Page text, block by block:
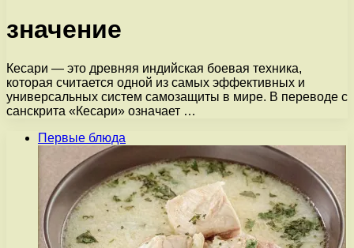
значение
Кесари — это древняя индийская боевая техника,
которая считается одной из самых эффективных и
универсальных систем самозащиты в мире. В переводе с
санскрита «Кесари» означает …
Первые блюда